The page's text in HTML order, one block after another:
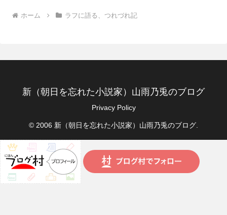
ホーム ラフに語る、つれづれ記
新（朝日を忘れた小説家）山雨乃兎のブログ
Privacy Policy
© 2006 新（朝日を忘れた小説家）山雨乃兎のブログ.